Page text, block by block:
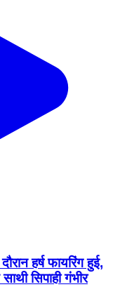
हर्ष फायरिंग हुई,
सिपाही गंभीर